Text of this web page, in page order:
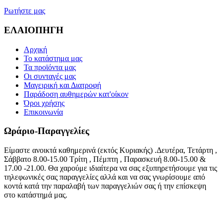
Ρωτήστε μας
ΕΛΑΙΟΠΗΓΗ
Αρχική
Το κατάστημα μας
Τα προϊόντα μας
Οι συνταγές μας
Μαγειρική και Διατροφή
Παράδοση αυθημερών κατ'οίκον
Όροι χρήσης
Επικοινωνία
Ωράριο-Παραγγελίες
Είμαστε ανοικτά καθημερινά (εκτός Κυριακής) .Δευτέρα, Τετάρτη ,
Σάββατο 8.00-15.00 Τρίτη , Πέμπτη , Παρασκευή 8.00-15.00 &
17.00 -21.00. Θα χαρούμε ιδιαίτερα να σας εξυπηρετήσουμε για τις
τηλεφωνικές σας παραγγελίες αλλά και να σας γνωρίσουμε από
κοντά κατά την παραλαβή των παραγγελιών σας ή την επίσκεψη
στο κατάστημά μας.